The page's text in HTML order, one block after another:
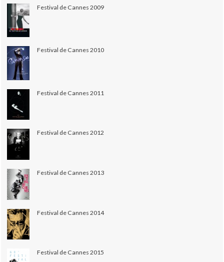
Festival de Cannes 2009
Festival de Cannes 2010
Festival de Cannes 2011
Festival de Cannes 2012
Festival de Cannes 2013
Festival de Cannes 2014
Festival de Cannes 2015